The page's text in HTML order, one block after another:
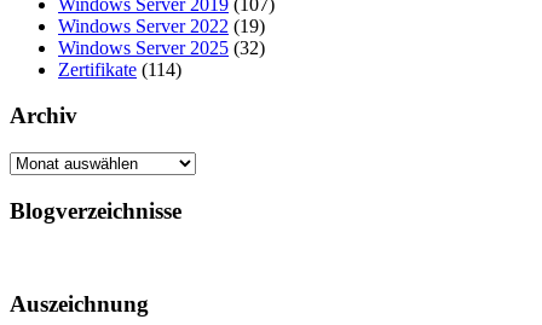
Windows Server 2022 (19)
Windows Server 2025 (32)
Zertifikate (114)
Archiv
Archiv
Blogverzeichnisse
Auszeichnung